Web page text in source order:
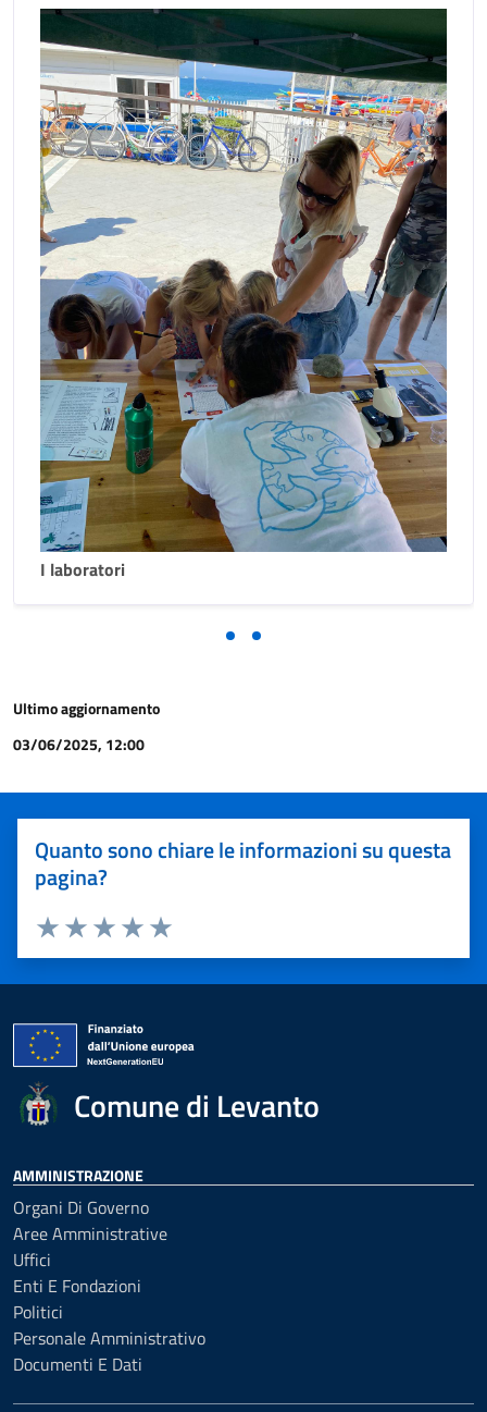
I laboratori
Ultimo aggiornamento
03/06/2025, 12:00
Quanto sono chiare le informazioni su questa
pagina?
Valuta 5 stelle su 5
Valuta 4 stelle su 5
Valuta 3 stelle su 5
Valuta 2 stelle su 5
Valuta 1 stelle su 5
Comune di Levanto
AMMINISTRAZIONE
Organi Di Governo
Aree Amministrative
Uffici
Enti E Fondazioni
Politici
Personale Amministrativo
Documenti E Dati